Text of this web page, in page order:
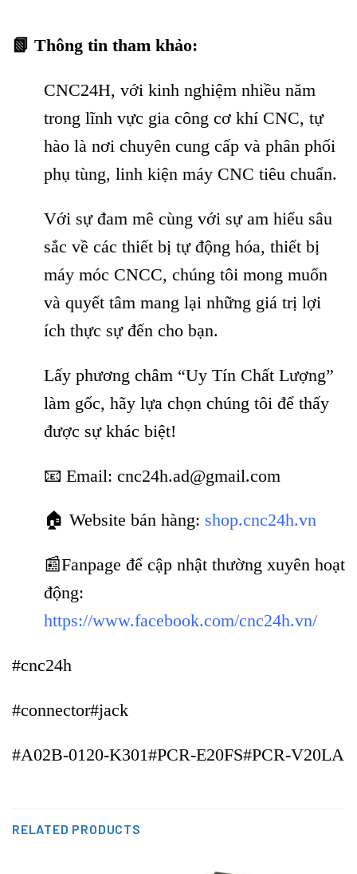
📗 Thông tin tham khảo:
CNC24H, với kinh nghiệm nhiều năm
trong lĩnh vực gia công cơ khí CNC, tự
hào là nơi chuyên cung cấp và phân phối
phụ tùng, linh kiện máy CNC tiêu chuẩn.
Với sự đam mê cùng với sự am hiểu sâu
sắc về các thiết bị tự động hóa, thiết bị
máy móc CNCC, chúng tôi mong muốn
và quyết tâm mang lại những giá trị lợi
ích thực sự đến cho bạn.
Lấy phương châm “Uy Tín Chất Lượng”
làm gốc, hãy lựa chọn chúng tôi để thấy
được sự khác biệt!
📧 Email: cnc24h.ad@gmail.com
🏠 Website bán hàng: shop.cnc24h.vn
📰Fanpage để cập nhật thường xuyên hoạt
động:
https://www.facebook.com/cnc24h.vn/
#cnc24h
#connector#jack
#A02B-0120-K301#PCR-E20FS#PCR-V20LA
RELATED PRODUCTS